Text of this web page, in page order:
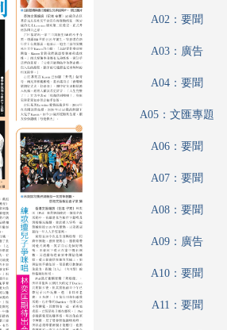
A02：要聞
A03：廣告
A04：要聞
A05：文匯專題
A06：要聞
A07：要聞
A08：要聞
A09：廣告
A10：要聞
A11：要聞